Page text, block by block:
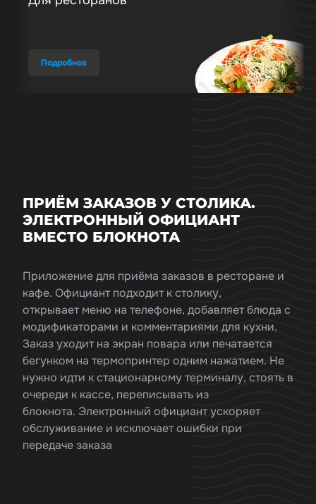
Подробнее
ПРИЁМ ЗАКАЗОВ У СТОЛИКА.
ЭЛЕКТРОННЫЙ ОФИЦИАНТ
ВМЕСТО БЛОКНОТА
Приложение для приёма заказов в ресторане и
кафе. Официант подходит к столику,
открывает меню на телефоне, добавляет блюда с
модификаторами и комментариями для кухни.
Заказ уходит на экран повара или печатается
бегунком на термопринтер одним нажатием. Не
нужно идти к стационарному терминалу, стоять в
очереди к кассе, переписывать из
блокнота. Электронный официант ускоряет
обслуживание и исключает ошибки при
передаче заказа